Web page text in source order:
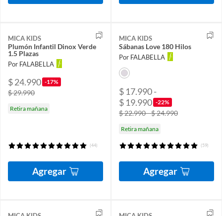
MICA KIDS
Plumón Infantil Dinox Verde
1.5 Plazas
Por FALABELLA
$ 24.990 -17%
$ 29.990
Retira mañana
(44)
Agregar
MICA KIDS
Sábanas Love 180 Hilos
Por FALABELLA
$ 17.990 -
$ 19.990 -22%
$ 22.990 - $ 24.990
Retira mañana
(59)
Agregar